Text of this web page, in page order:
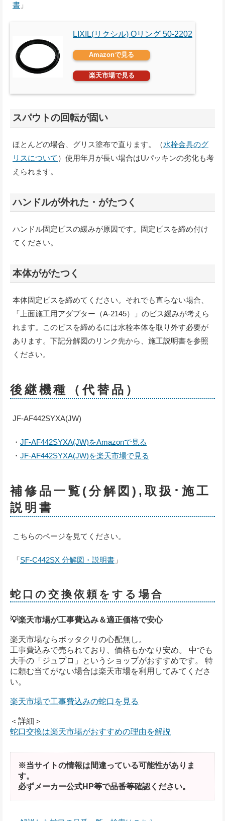
書 」
LIXIL(リクシル) Oリング 50-2202
Amazonで見る
楽天市場で見る
スパウトの回転が固い
ほとんどの場合、グリス塗布で直ります。（水栓金具のグ
リスについて ）使用年月が長い場合はUパッキンの劣化も考
えられます。
ハンドルが外れた・がたつく
ハンドル固定ビスの緩みが原因です。固定ビスを締め付け
てください。
本体ががたつく
本体固定ビスを締めてください。それでも直らない場合、
「上面施工用アダプター（A-2145）」のビス緩みが考えら
れます。このビスを締めるには水栓本体を取り外す必要が
あります。下記分解図のリンク先から、施工説明書を参照
ください。
後継機種（代替品）
JF-AF442SYXA(JW)
・ JF-AF442SYXA(JW)をAmazonで見る
・ JF-AF442SYXA(JW)を楽天市場で見る
補修品一覧(分解図),取扱･施工
説明書
こちらのページを見てください。
「SF-C442SX 分解図・説明書 」
蛇口の交換依頼をする場合
💡楽天市場が工事費込み＆適正価格で安心
楽天市場ならボッタクリの心配無し。
工事費込みで売られており、価格もかなり安め。 中でも
大手の「ジュプロ」というショップがおすすめです。 特
に頼む当てがない場合は楽天市場を利用してみてくださ
い。
楽天市場で工事費込みの蛇口を見る
＜詳細＞
蛇口交換は楽天市場がおすすめの理由を解説
※当サイトの情報は間違っている可能性がありま
す。
必ずメーカー公式HP等で品番等確認ください。